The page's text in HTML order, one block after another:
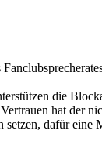
die
hat der
setzen, dafür